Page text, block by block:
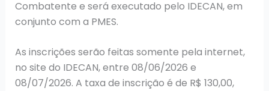
Combatente e será executado pelo IDECAN, em
conjunto com a PMES.
As inscrições serão feitas somente pela internet,
no site do IDECAN, entre 08/06/2026 e
08/07/2026. A taxa de inscrição é de R$ 130,00,